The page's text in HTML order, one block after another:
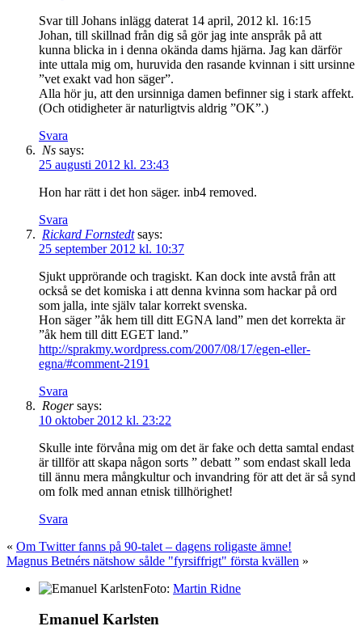
Svar till Johans inlägg daterat 14 april, 2012 kl. 16:15
Johan, till skillnad från dig så gör jag inte anspråk på att
kunna blicka in i denna okända dams hjärna. Jag kan därför
inte uttala mig om, huruvida den rasande kvinnan i sitt ursinne
”vet exakt vad hon säger”.
Alla hör ju, att den ursinniga damen befinner sig i stark affekt.
(Och otidigheter är naturligtvis aldrig ”OK”.)
Svara
Ns says:
25 augusti 2012 kl. 23:43
Hon har rätt i det hon säger. inb4 removed.
Svara
Rickard Fornstedt says:
25 september 2012 kl. 10:37
Sjukt upprörande och tragiskt. Kan dock inte avstå från att
också se det komiska i att denna kvinna som hackar på ord
som jalla, inte själv talar korrekt svenska.
Hon säger ”åk hem till ditt EGNA land” men det korrekta är
”åk hem till ditt EGET land.”
http://sprakmy.wordpress.com/2007/08/17/egen-eller-
egna/#comment-2191
Svara
Roger says:
10 oktober 2012 kl. 23:22
Skulle inte förvåna mig om det är fake och detta samtal endast
är tillför att skapa någon sorts ” debatt ” som endast skall leda
till ännu mera mångkultur och invandring för att det är så synd
om folk med annan etnisk tillhörighet!
Svara
« Om Twitter fanns på 90-talet – dagens roligaste ämne!
Magnus Betnérs nätshow sålde "fyrsiffrigt" första kvällen »
Foto: Martin Ridne
Emanuel Karlsten